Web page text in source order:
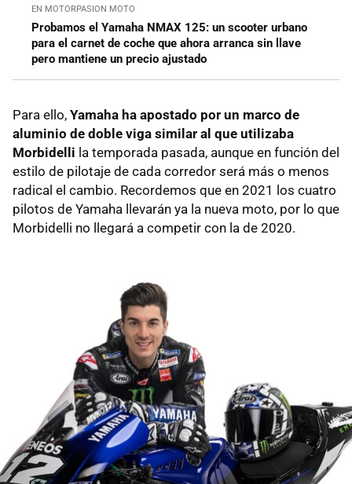
EN MOTORPASION MOTO
Probamos el Yamaha NMAX 125: un scooter urbano
para el carnet de coche que ahora arranca sin llave
pero mantiene un precio ajustado
Para ello, Yamaha ha apostado por un marco de
aluminio de doble viga similar al que utilizaba
Morbidelli la temporada pasada, aunque en función del
estilo de pilotaje de cada corredor será más o menos
radical el cambio. Recordemos que en 2021 los cuatro
pilotos de Yamaha llevarán ya la nueva moto, por lo que
Morbidelli no llegará a competir con la de 2020.